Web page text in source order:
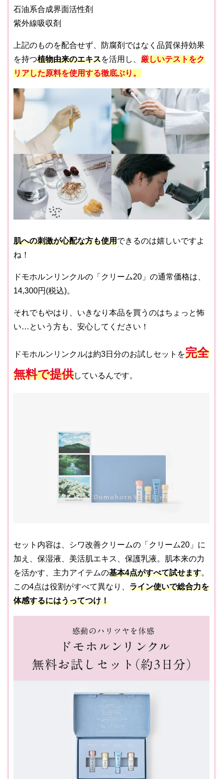
石油系合成界面活性剤
紫外線吸収剤
上記のものを配合せず、防腐剤ではなく品質保持効果
を持つ植物由来のエキスを活用し、 厳しいテストをク
リアした原料を使用する徹底ぶり。
肌への刺激が心配な方も使用できるのは嬉しいですよ
ね！
ドモホルンリンクルの「クリーム20」の通常価格は、
14,300円(税込)。
それでもやはり、いきなり本品を買うのはちょっと怖
い…という方も、安心してください！
ドモホルンリンクルは約3日分のお試しセットを完全
無料で提供しているんです。
セット内容は、シワ改善クリームの「クリーム20」に
加え、保湿液、美活肌エキス、保護乳液。肌本来の力
を活かす、主力アイテムの基本4点がすべて試せます。
この4点は役割がすべて異なり、 ライン使いで総合力を
体感するにはうってつけ！